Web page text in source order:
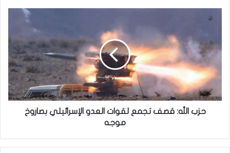
تجمع
لقوات
العدو
الإسرائيلي
بصاروخ
موجه
حزب الله: قصف تجمع لقوات العدو الإسرائيلي بصاروخ
موجه